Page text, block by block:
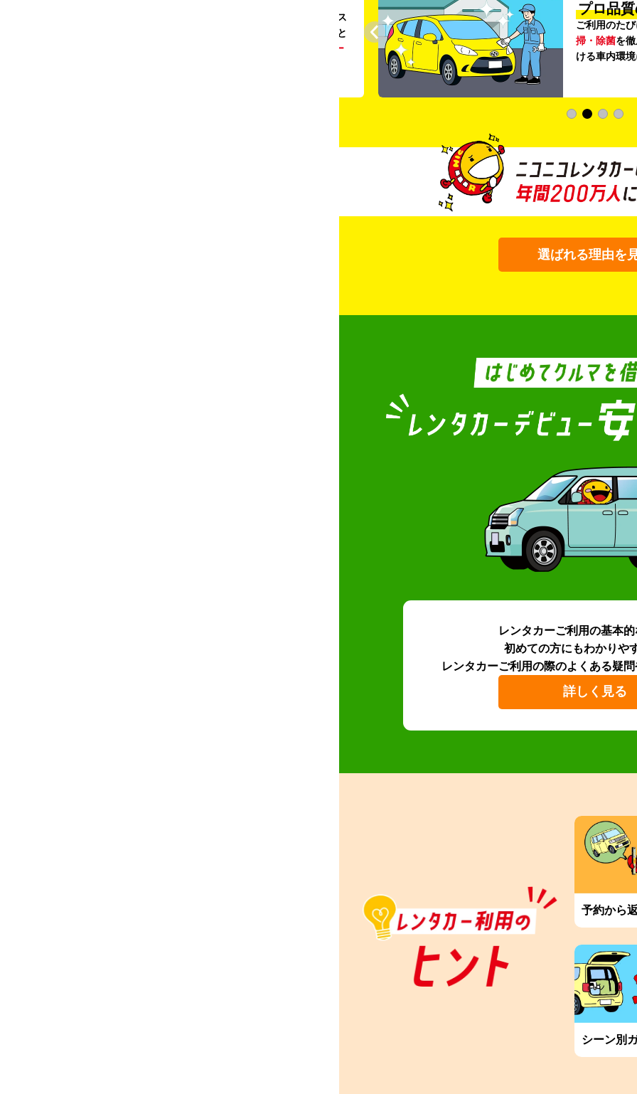
。ガソリンス
タンドや整備工場の既存インフラを活用すること
リー
プロ品
ご利用のた
掃・除菌を
ける車内環
選ばれる理由を
レンタカーご利用の基本
初めての方にもわかりや
レンタカーご利用の際のよくある疑問
詳しく見る
予約から
シーン別